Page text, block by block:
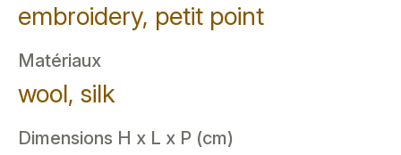
embroidery, petit point
Matériaux
wool, silk
Dimensions H x L x P (cm)